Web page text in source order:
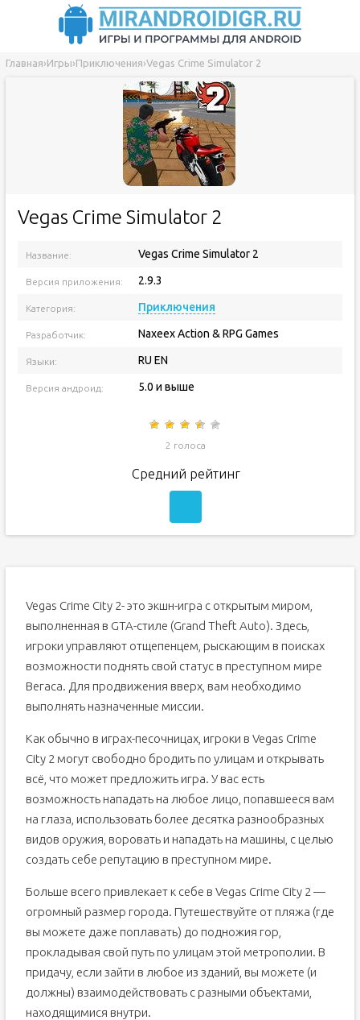
Главная›Игры›Приключения›Vegas Crime Simulator 2
Vegas Crime Simulator 2
Название: Vegas Crime Simulator 2
Версия приложения: 2.9.3
Категория: Приключения
Разработчик: Naxeex Action & RPG Games
Языки: RU EN
Версия андроид: 5.0 и выше
2 голоса
Средний рейтинг
Vegas Crime City 2- это экшн-игра с открытым миром,
выполненная в GTA-стиле (Grand Theft Auto). Здесь,
игроки управляют отщепенцем, рыскающим в поисках
возможности поднять свой статус в преступном мире
Вегаса. Для продвижения вверх, вам необходимо
выполнять назначенные миссии.
Как обычно в играх-песочницах, игроки в Vegas Crime
City 2 могут свободно бродить по улицам и открывать
всё, что может предложить игра. У вас есть
возможность нападать на любое лицо, попавшееся вам
на глаза, использовать более десятка разнообразных
видов оружия, воровать и нападать на машины, с целью
создать себе репутацию в преступном мире.
Больше всего привлекает к себе в Vegas Crime City 2 —
огромный размер города. Путешествуйте от пляжа (где
вы можете даже поплавать) до подножия гор,
прокладывая свой путь по улицам этой метрополии. В
придачу, если зайти в любое из зданий, вы можете (и
должны) взаимодействовать с разными объектами,
находящимися внутри.